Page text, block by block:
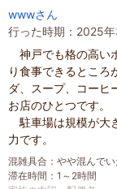
wwwさん
行った時期：2025
神戸でも格の高い
り食事できるところ
ダ、スープ、コーヒ
お店のひとつです。
駐車場は規模が大
力です。
混雑具合 ： やや混んでい
滞在時間 ： 1～2時間